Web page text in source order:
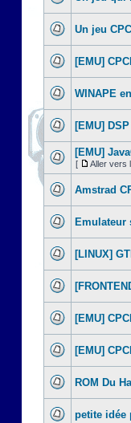
Un jeu
[EMU]
WINAPE
[EMU] DSP
[EMU]
[ Aller vers
Amstrad
Emulateur
[LINUX]
[EMU]
[EMU]
ROM Du
petite idée